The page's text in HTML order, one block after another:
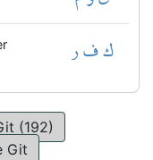
ك ف ر
(192)
Git